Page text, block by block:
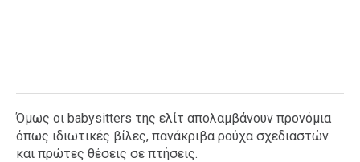
Όμως οι babysitters της ελίτ απολαμβάνουν προνόμια
όπως ιδιωτικές βίλες, πανάκριβα ρούχα σχεδιαστών
και πρώτες θέσεις σε πτήσεις.